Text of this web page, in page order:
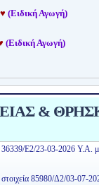
♥ (Ειδική Αγωγή)
(Ειδική Αγωγή)
&
Ε2/23-03-2026 Υ.Α.
85980/Δ2/03-07-